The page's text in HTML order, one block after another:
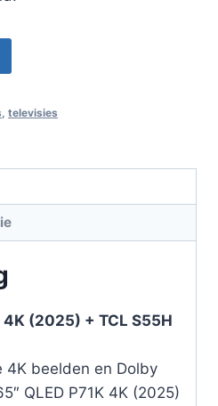
televisies
4K (2025) + TCL S55H
4K beelden en Dolby
QLED P71K 4K (2025)